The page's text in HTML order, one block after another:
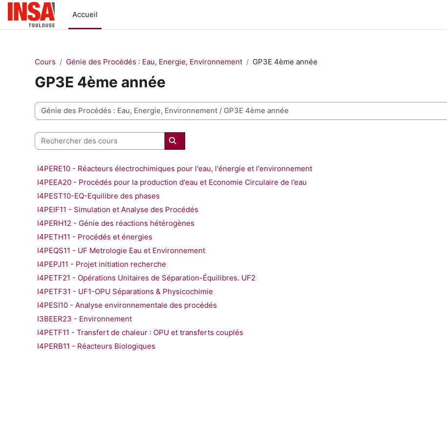
Passer au contenu principal
Accueil
Cours Génie des Procédés : Eau, Energie, Environnement GP3E 4ème année
GP3E 4ème année
Catégories de cours
Rechercher des cours
Rechercher des cours
I4PERE10 - Réacteurs électrochimiques pour l'eau, l'énergie et l'environnement
I4PEEA20 - Procédés pour la production d'eau et Economie Circulaire de l’eau
I4PEST10-EQ-Equilibre des phases
I4PEIF11 - Simulation et Analyse des Procédés
I4PERH12 - Génie des réactions hétérogènes
I4PETH11 - Procédés et énergies
I4PEQS11 - UF Metrologie Eau et Environnement
I4PEPJ11 - Projet initiation recherche
I4PETF21 - Opérations Unitaires de Séparation-Équilibres. UF2
I4PETF31 - UF1-OPU Séparations & Physicochimie
I4PESI10 - Analyse environnementale des procédés
I3BEER23 - Environnement
I4PETF11 - Transfert de chaleur : OPU et transferts couplés
I4PERB11 - Réacteurs Biologiques